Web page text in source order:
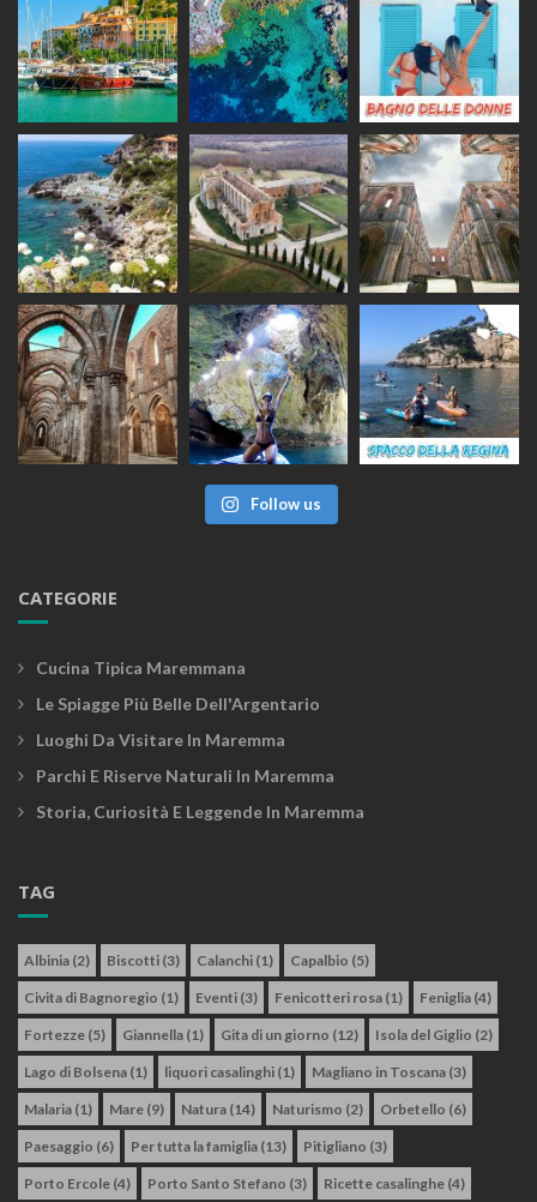
Follow us
CATEGORIE
Cucina Tipica Maremmana
Le Spiagge Più Belle Dell'Argentario
Luoghi Da Visitare In Maremma
Parchi E Riserve Naturali In Maremma
Storia, Curiosità E Leggende In Maremma
TAG
Albinia (2) Biscotti (3) Calanchi (1) Capalbio (5)
Civita di Bagnoregio (1) Eventi (3) Fenicotteri rosa (1) Feniglia (4)
Fortezze (5) Giannella (1) Gita di un giorno (12) Isola del Giglio (2)
Lago di Bolsena (1) liquori casalinghi (1) Magliano in Toscana (3)
Malaria (1) Mare (9) Natura (14) Naturismo (2) Orbetello (6)
Paesaggio (6) Per tutta la famiglia (13) Pitigliano (3)
Porto Ercole (4) Porto Santo Stefano (3) Ricette casalinghe (4)